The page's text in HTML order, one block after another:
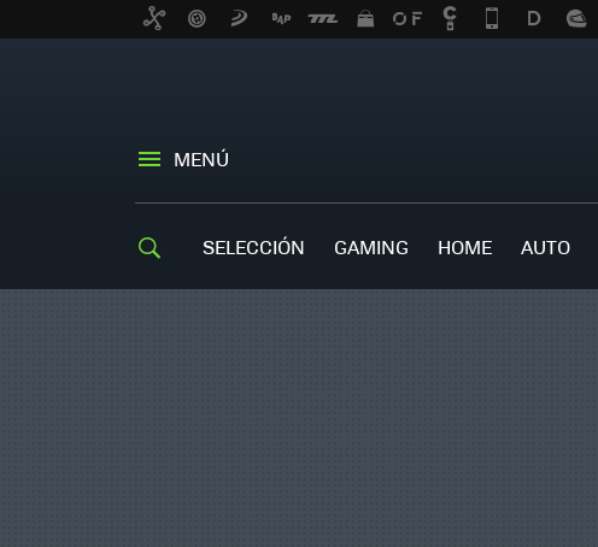
MENÚ
SELECCIÓN GAMING HOME AUTO